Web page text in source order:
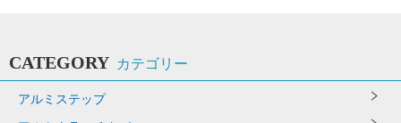
CATEGORY カテゴリー
アルミステップ